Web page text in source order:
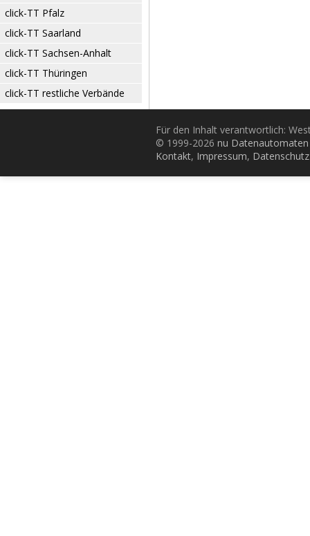
click-TT Pfalz
click-TT Saarland
click-TT Sachsen-Anhalt
click-TT Thüringen
click-TT restliche Verbände
Für den Inhalt verantwortlich:
© 1999-2026 nu
Kontakt, Impressum, Datenschutz